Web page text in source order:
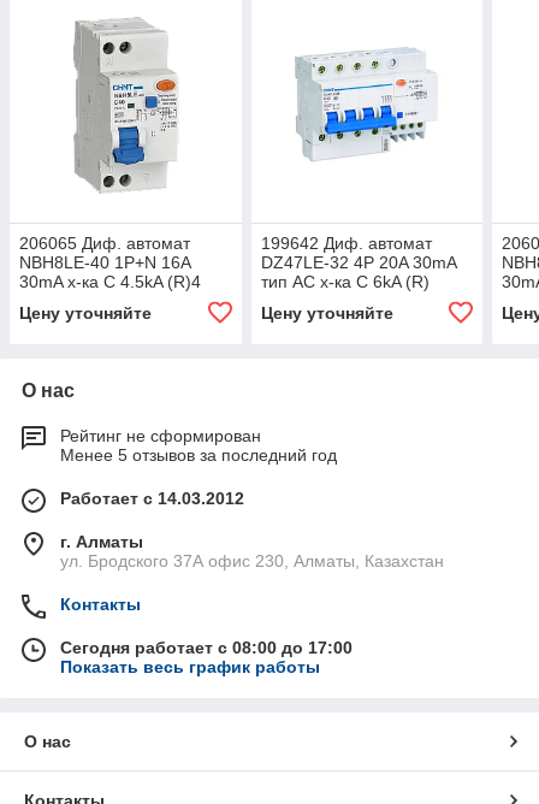
206065 Диф. автомат
NBH8LE-40 1P+N 16A
30mA х-ка С 4.5kA (R)4
Цену уточняйте
199642 Диф. автомат
DZ47LE-32 4P 20A 30mA
тип AC х-ка С 6kA (R)
Цену уточняйте
О нас
Рейтинг не сформирован
Менее 5 отзывов за последний год
Работает с 14.03.2012
г. Алматы
ул. Бродского 37А офис 230, Алматы, Казахстан
Контакты
Сегодня работает с 08:00 до 17:00
Показать весь график работы
О нас